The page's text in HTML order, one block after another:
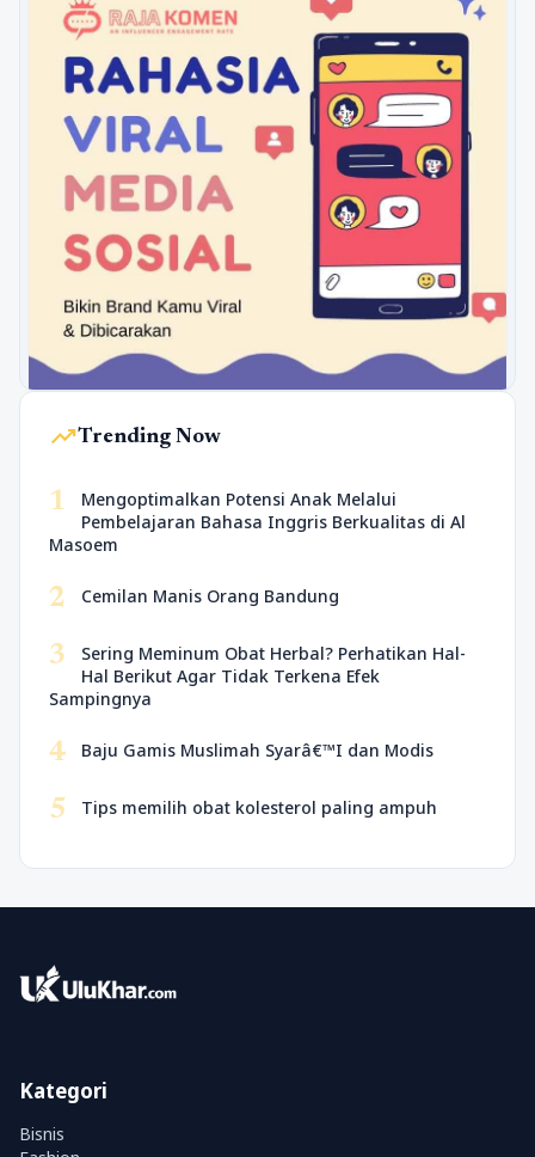
trending_upTrending Now
1
Mengoptimalkan Potensi Anak Melalui
Pembelajaran Bahasa Inggris Berkualitas di Al
Masoem
2 Cemilan Manis Orang Bandung
3
Sering Meminum Obat Herbal? Perhatikan Hal-
Hal Berikut Agar Tidak Terkena Efek
Sampingnya
4 Baju Gamis Muslimah Syarâ€™I dan Modis
5 Tips memilih obat kolesterol paling ampuh
Kategori
Bisnis